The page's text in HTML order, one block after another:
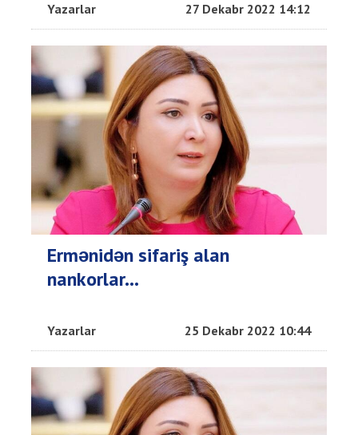
Yazarlar 27 Dekabr 2022 14:12
Ermənidən sifariş alan
nankorlar...
Yazarlar 25 Dekabr 2022 10:44